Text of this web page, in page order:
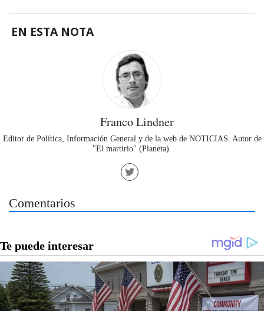
EN ESTA NOTA
Franco Lindner
Editor de Política, Información General y de la web de NOTICIAS. Autor de
"El martirio" (Planeta).
Comentarios